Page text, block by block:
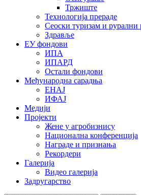
Тржиште
Технологија прераде
Сеоски туризам и рурални
Здравље
ЕУ фондови
ИПА
ИПАРД
Остали фондови
Међународна сарадња
ЕНАЈ
ИФАЈ
Медији
Пројекти
Жене у агробизнису
Национална конференција
Награде и признања
Рекордери
Галерија
Видео галерија
Задругарство